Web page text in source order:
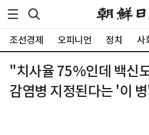
조선경제 오피니언 정치 사
"치사율 75%인데 백신
감염병 지정된다는 '이